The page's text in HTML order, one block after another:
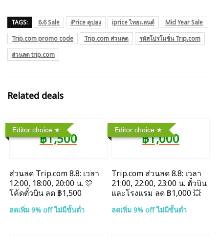
TAGS: 6.6 Sale iPrice คูปอง iprice ไทยแลนด์
Mid Year Sale
Trip.com promo code
Trip.com ส่วนลด
รหัสโปรโมชั่น Trip.com
ส่วนลด trip.com
Related deals
Editor choice
฿1,500
ส่วนลด Trip.com 8.8: เวลา
12:00, 18:00, 20:00 น. 🎊
โค้ดตั๋วบิน ลด ฿1,500
ลดเพิ่ม 9% off ไม่มีขั้นต่ำ
Editor choice
฿1,000
Trip.com ส่วนลด 8.8: เวลา
21:00, 22:00, 23:00 น. ตั๋วบิน
และโรงแรม ลด ฿1,000 💥
ลดเพิ่ม 9% off ไม่มีขั้นต่ำ